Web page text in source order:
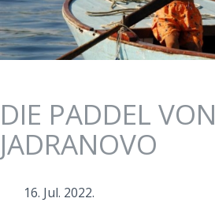
DIE PADDEL VON
JADRANOVO
16. Jul. 2022.